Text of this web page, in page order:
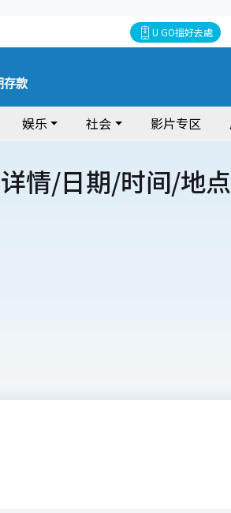
U GO搵好去處
存款
娱乐 社会 影片专区
情/日期/时间/地点